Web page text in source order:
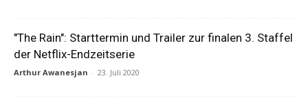
"The Rain": Starttermin und Trailer zur finalen 3. Staffel
der Netflix-Endzeitserie
Arthur Awanesjan - 23. Juli 2020